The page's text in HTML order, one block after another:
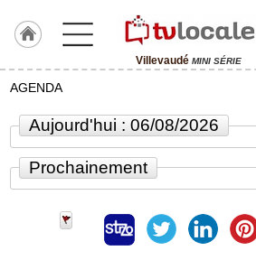
Villevaudé MINI SÉRIE
J'adhère
ACCUEIL
Villevaudé
AGENDA
Aujourd'hui : 06/08/2026
Prochainement